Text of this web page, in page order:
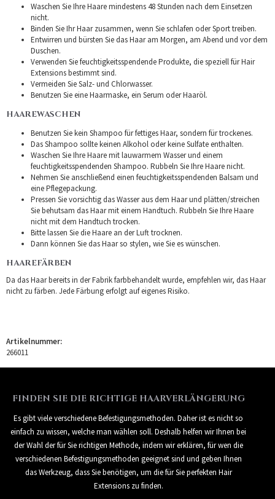
Waschen Sie Ihre Haare mindestens 48 Stunden nach dem Einsetzen
nicht.
Binden Sie Ihr Haar zusammen, wenn Sie schlafen oder Sport treiben.
Entwirren und bürsten Sie das Haar am Morgen, am Abend und vor dem
Duschen.
Verwenden Sie feuchtigkeitsspendende Produkte, die speziell für Hair
Extensions bestimmt sind.
Vermeiden Sie Salz- und Chlorwasser.
Benutzen Sie eine Haarmaske, ein Serum oder Haaröl.
HAAREWASCHEN
Benutzen Sie kein Shampoo für fettiges Haar, sondern für trockenes.
Das Shampoo sollte keinen Alkohol oder keine Sulfate enthalten.
Waschen Sie Ihre Haare mit lauwarmem Wasser und einem
feuchtigkeitsspendenden Shampoo. Rubbeln Sie Ihre Haare nicht.
Nehmen Sie anschließend einen feuchtigkeitsspendenden Balsam und
eine Pflegepackung.
Pressen Sie vorsichtig das Wasser aus dem Haar und plätten/streichen
Sie behutsam das Haar mit einem Handtuch. Rubbeln Sie Ihre Haare
nicht mit dem Handtuch trocken.
Bitte lassen Sie die Haare an der Luft trocknen.
Dann können Sie das Haar so stylen, wie Sie es wünschen.
HAAREFÄRBEN
Da das Haar bereits in der Fabrik farbbehandelt wurde, empfehlen wir, das Haar
nicht zu färben. Jede Färbung erfolgt auf eigenes Risiko.
Artikelnummer:
266011
FINDEN SIE DIE RICHTIGE HAARVERLÄNGERUNG
Es gibt viele verschiedene Befestigungsmethoden. Daher ist es nicht so
einfach zu wissen, welche man wählen soll. Deshalb helfen wir Ihnen bei
der Wahl der für Sie richtigen Methode, indem wir erklären, für wen die
verschiedenen Befestigungsmethoden geeignet sind und geben Ihnen
das Werkzeug, dass Sie benötigen, um die für Sie perfekten Hair
Extensions zu finden.